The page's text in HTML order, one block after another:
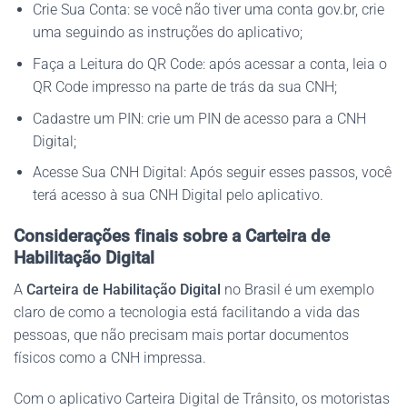
Crie Sua Conta: se você não tiver uma conta gov.br, crie
uma seguindo as instruções do aplicativo;
Faça a Leitura do QR Code: após acessar a conta, leia o
QR Code impresso na parte de trás da sua CNH;
Cadastre um PIN: crie um PIN de acesso para a CNH
Digital;
Acesse Sua CNH Digital: Após seguir esses passos, você
terá acesso à sua CNH Digital pelo aplicativo.
Considerações finais sobre a Carteira de
Habilitação Digital
A Carteira de Habilitação Digital no Brasil é um exemplo
claro de como a tecnologia está facilitando a vida das
pessoas, que não precisam mais portar documentos
físicos como a CNH impressa.
Com o aplicativo Carteira Digital de Trânsito, os motoristas